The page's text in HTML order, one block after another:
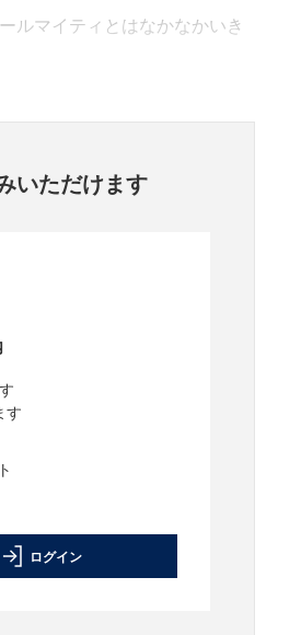
ルマイティとはなかなかいき
いただけます
す
ログイン